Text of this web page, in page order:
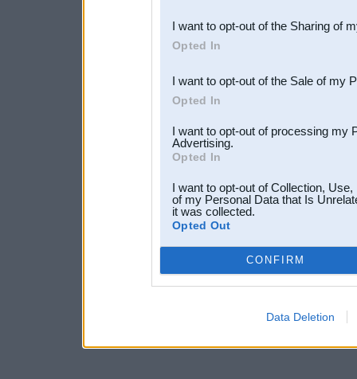
Downstream Participants
third parties.
I want to opt-out of the Sharing of
Opted In
I want to opt-out of the Sale of my
Opted In
I want to opt-out of processing my
Advertising.
Opted In
I want to opt-out of Collection,
of my Personal Data that Is
it was collected.
Opted Out
CONFIRM
Data Deletion